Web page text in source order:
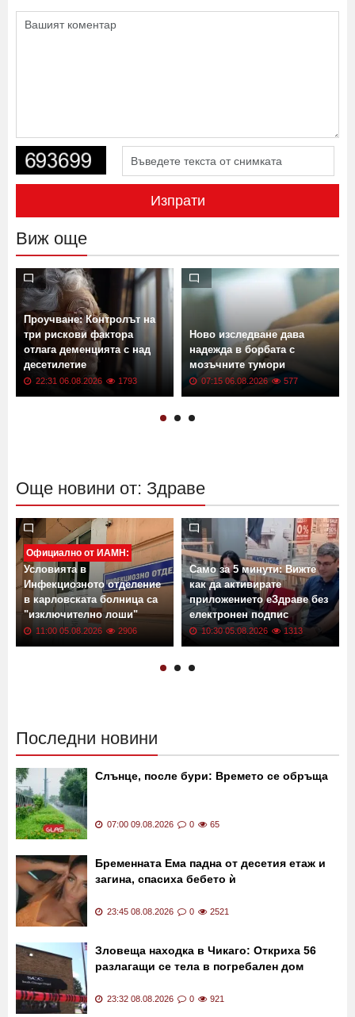
Изпрати
Виж още
Проучване: Контролът на
три рискови фактора
отлага деменцията с над
десетилетие
22:31 06.08.2026 1793
Ново изследване дава
надежда в борбата с
мозъчните тумори
07:15 06.08.2026 577
Още новини от: Здраве
Официално от ИАМН:
Условията в
Инфекциозното отделение
в карловската болница са
"изключително лоши"
11:00 05.08.2026 2906
Само за 5 минути: Вижте
как да активирате
приложението еЗдраве без
електронен подпис
10:30 05.08.2026 1313
Последни новини
Слънце, после бури: Времето се обръща
07:00 09.08.2026 0 65
Бременната Ема падна от десетия етаж и
загина, спасиха бебето ѝ
23:45 08.08.2026 0 2521
Зловеща находка в Чикаго: Откриха 56
разлагащи се тела в погребален дом
23:32 08.08.2026 0 921